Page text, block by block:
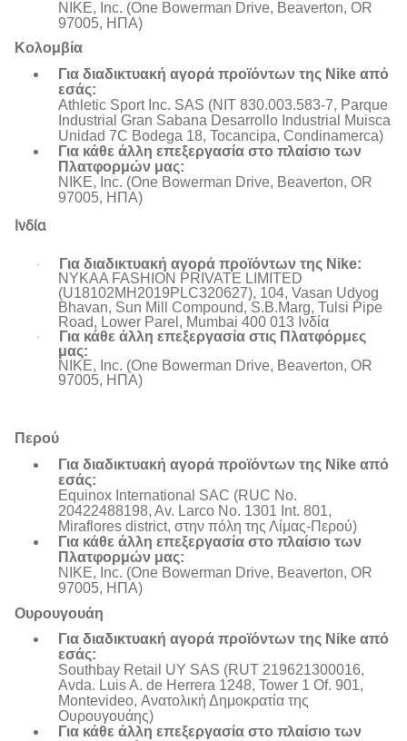
NIKE, Inc. (One Bowerman Drive, Beaverton, OR
97005, ΗΠΑ)
Κολομβία
Για διαδικτυακή αγορά προϊόντων της Nike από
εσάς:
Athletic Sport Inc. SAS (NIT 830.003.583-7, Parque
Industrial Gran Sabana Desarrollo Industrial Muisca
Unidad 7C Bodega 18, Tocancipa, Condinamerca)
Για κάθε άλλη επεξεργασία στο πλαίσιο των
Πλατφορμών μας:
NIKE, Inc. (One Bowerman Drive, Beaverton, OR
97005, ΗΠΑ)
Ινδία
·
Για διαδικτυακή αγορά προϊόντων της Nike:
NYKAA FASHION PRIVATE LIMITED
(U18102MH2019PLC320627), 104, Vasan Udyog
Bhavan, Sun Mill Compound, S.B.Marg, Tulsi Pipe
Road, Lower Parel, Mumbai 400 013 Ινδία
·
Για κάθε άλλη επεξεργασία στις Πλατφόρμες
μας:
NIKE, Inc. (One Bowerman Drive, Beaverton, OR
97005, ΗΠΑ)
Περού
Για διαδικτυακή αγορά προϊόντων της Nike από
εσάς:
Equinox International SAC (RUC No.
20422488198, Av. Larco No. 1301 Int. 801,
Miraflores district, στην πόλη της Λίμας-Περού)
Για κάθε άλλη επεξεργασία στο πλαίσιο των
Πλατφορμών μας:
NIKE, Inc. (One Bowerman Drive, Beaverton, OR
97005, ΗΠΑ)
Ουρουγουάη
Για διαδικτυακή αγορά προϊόντων της Nike από
εσάς:
Southbay Retail UY SAS (RUT 219621300016,
Avda. Luis A. de Herrera 1248, Tower 1 Of. 901,
Montevideo, Ανατολική Δημοκρατία της
Ουρουγουάης)
Για κάθε άλλη επεξεργασία στο πλαίσιο των